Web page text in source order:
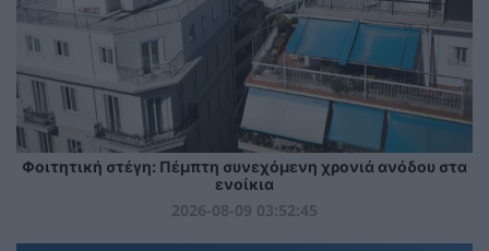
Φοιτητική στέγη: Πέμπτη συνεχόμενη χρονιά ανόδου στα
ενοίκια
2026-08-09 03:52:45